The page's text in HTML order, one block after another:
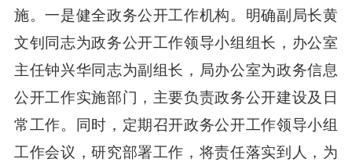
施。一是健全政务公开工作机构。明确副局长黄
文钊同志为政务公开工作领导小组组长，办公室
主任钟兴华同志为副组长，局办公室为政务信息
公开工作实施部门，主要负责政务公开建设及日
常工作。同时，定期召开政务公开工作领导小组
工作会议，研究部署工作，将责任落实到人，为